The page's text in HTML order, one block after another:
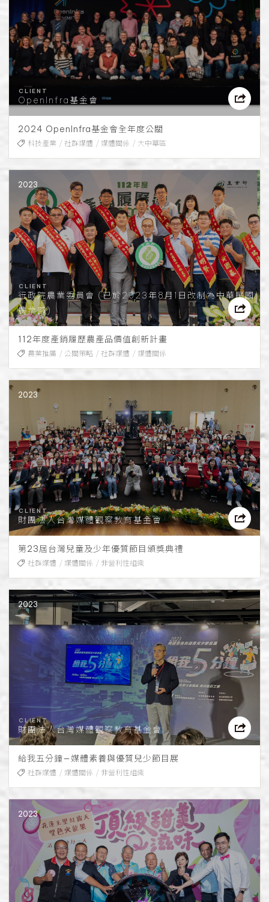
OpenInfra基金會
2024 OpenInfra基金會全年度公關
科技產業 社群媒體 媒體關係 大中華區
2023
行政院農業委員會 (已於2023年8月1日改制為中華民國
農業部)
112年度產銷履歷農產品價值創新計畫
農業推廣 公關策略 社群媒體 媒體關係
2023
財團法人台灣媒體觀察教育基金會
第23屆台灣兒童及少年優質節目頒獎典禮
社群媒體 媒體關係 非營利性組織
2023
財團法人台灣媒體觀察教育基金會
給我五分鐘—媒體素養與優質兒少節目展
社群媒體 媒體關係 非營利性組織
2023